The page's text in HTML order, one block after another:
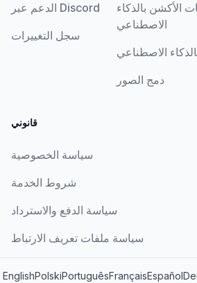
الدعم عبر Discord
سجل التغييرات
الأكشن بالذكاء
الاصطناعي
الاصطناعي
دمج الصور
قانوني
سياسة الخصوصية
شروط الخدمة
سياسة الدفع والاسترداد
سياسة ملفات تعريف الارتباط
EnglishPolskiPortuguêsFrançaisEspañol